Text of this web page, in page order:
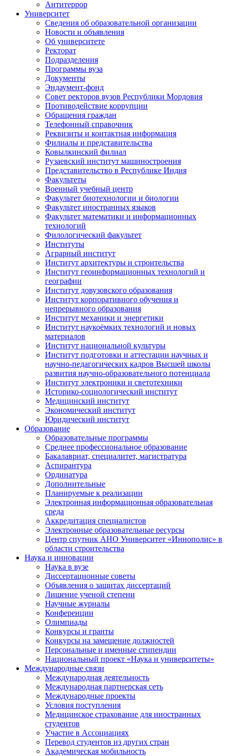
Антитеррор
Университет
Сведения об образовательной организации
Новости и объявления
Об университете
Ректорат
Подразделения
Программы вуза
Документы
Эндаумент-фонд
Совет ректоров вузов Республики Мордовия
Противодействие коррупции
Обращения граждан
Телефонный справочник
Реквизиты и контактная информация
Филиалы и представительства
Ковылкинский филиал
Рузаевский институт машиностроения
Представительство в Республике Индия
Факультеты
Военный учебный центр
Факультет биотехнологии и биологии
Факультет иностранных языков
Факультет математики и информационных
технологий
Филологический факультет
Институты
Аграрный институт
Институт архитектуры и строительства
Институт геоинформационных технологий и
географии
Институт довузовского образования
Институт корпоративного обучения и
непрерывного образования
Институт механики и энергетики
Институт наукоёмких технологий и новых
материалов
Институт национальной культуры
Институт подготовки и аттестации научных и
научно-педагогических кадров Высшей школы
развития научно-образовательного потенциала
Институт электроники и светотехники
Историко-социологический институт
Медицинский институт
Экономический институт
Юридический институт
Образование
Образовательные программы
Среднее профессиональное образование
Бакалавриат, специалитет, магистратура
Аспирантура
Ординатура
Дополнительные
Планируемые к реализации
Электронная информационная образовательная
среда
Аккредитация специалистов
Электронные образовательные ресурсы
Центр спутник АНО Университет «Иннополис» в
области строительства
Наука и инновации
Наука в вузе
Диссертационные советы
Объявления о защитах диссертаций
Лишение ученой степени
Научные журналы
Конференции
Олимпиады
Конкурсы и гранты
Конкурсы на замещение должностей
Персональные и именные стипендии
Национальный проект «Наука и университеты»
Международные связи
Международная деятельность
Международная партнерская сеть
Международные проекты
Условия поступления
Медицинское страхование для иностранных
студентов
Участие в Ассоциациях
Перевод студентов из других стран
Академическая мобильность